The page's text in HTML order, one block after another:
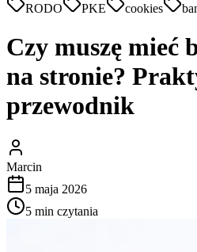
RODO PKE cookies
Czy muszę mieć
na stronie?
przewodnik
Marcin
5 maja 2026
5 min czytania